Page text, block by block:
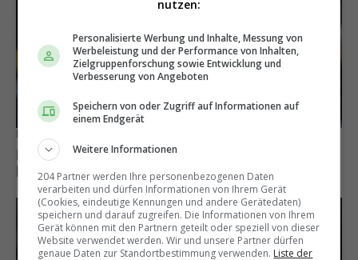
Bleibt vorerst in München
Michael Olise lehnt Liverpool ab und hat
künftig einen anderen Wunschklub
nutzen:
Personalisierte Werbung und Inhalte, Messung von
Werbeleistung und der Performance von Inhalten,
Zielgruppenforschung sowie Entwicklung und
Verbesserung von Angeboten
Speichern von oder Zugriff auf Informationen auf
einem Endgerät
Weitere Informationen
204 Partner werden Ihre personenbezogenen Daten
verarbeiten und dürfen Informationen von Ihrem Gerät
(Cookies, eindeutige Kennungen und andere Gerätedaten)
speichern und darauf zugreifen. Die Informationen von Ihrem
Gerät können mit den Partnern geteilt oder speziell von dieser
Website verwendet werden. Wir und unsere Partner dürfen
genaue Daten zur Standortbestimmung verwenden. Liste der